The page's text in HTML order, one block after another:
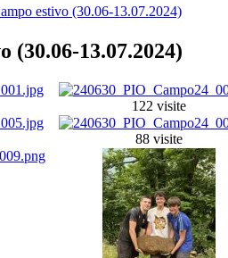
estivo (30.06-13.07.2024)
(30.06-13.07.2024)
122 visite
88 visite